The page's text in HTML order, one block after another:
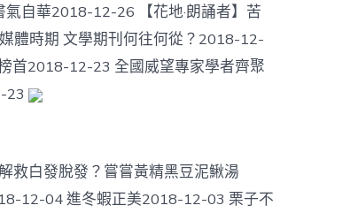
自華2018-12-26 【花地·朗誦者】苦
體時期 文學期刊何往何從？2018-12-
首2018-12-23 全國威望專家學者齊聚
23
救白發脫發？嘗嘗黃精黑豆泥鰍湯
12-04 進冬蝦正美2018-12-03 栗子不